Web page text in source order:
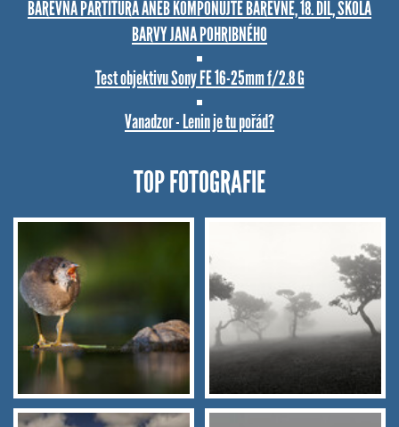
BAREVNÁ PARTITURA ANEB KOMPONUJTE BAREVNĚ, 18. DÍL, ŠKOLA
BARVY JANA POHRIBNÉHO
Test objektivu Sony FE 16-25mm f/2.8 G
Vanadzor - Lenin je tu pořád?
TOP FOTOGRAFIE